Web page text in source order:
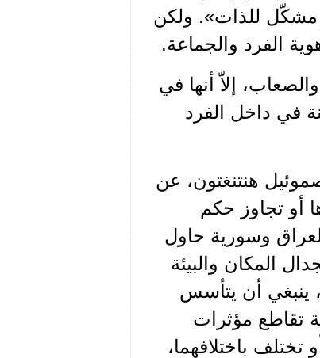
مشكّل للذات». ولكن
الفرد والجماعة.
إلاّ أنها في
في داخل الفرد
هنتنغتون، عن
أو تجاوز حكم
وسورية حاول
المكان والبيئة
ينبغي أن يتأسس
تقاطع مؤثرات
تختلف باختلافهما،